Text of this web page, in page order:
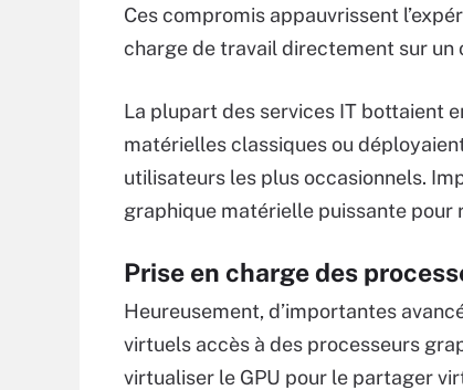
Ces compromis appauvrissent
charge de travail directement sur un
La plupart des services IT bottaient
matérielles classiques ou
utilisateurs les plus occasionnels.
graphique matérielle puissante pour
Prise en charge des
Heureusement, d’importantes
virtuels accès à des processeurs
virtualiser le GPU pour le partager